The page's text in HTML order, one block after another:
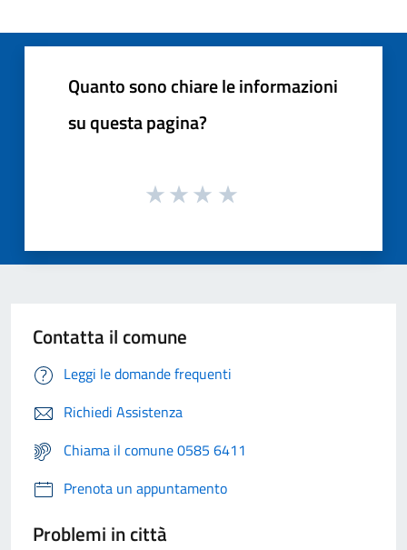
Quanto sono chiare le informazioni
su questa pagina?
Contatta il comune
Leggi le domande frequenti
Richiedi Assistenza
Chiama il comune 0585 6411
Prenota un appuntamento
Problemi in città